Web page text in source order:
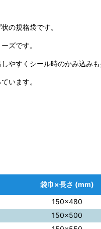
の規格袋です。
ズです。
やすくシール時のかみ込みも
います。
袋巾×長さ (mm)
150×480
150×500